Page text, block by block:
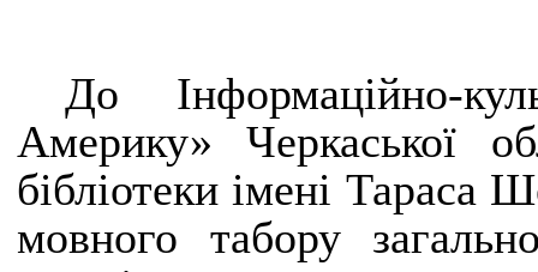
До Інформаційно-
Америку» Черкаської
бібліотеки імені Тараса
мовного табору